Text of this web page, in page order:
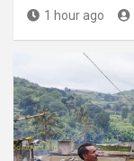
1 hour ago